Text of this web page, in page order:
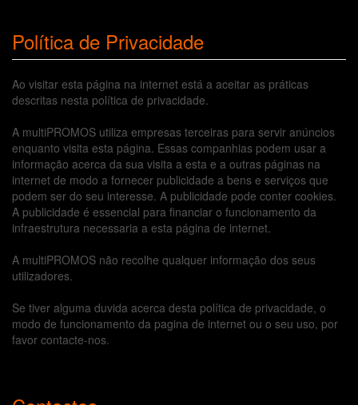
Política de Privacidade
Ao visitar esta página na internet está a aceitar as práticas
descritas nesta política de privacidade.
A multiPROMOS utiliza empresas terceiras para servir anúncios
enquanto visita esta página. Essas companhias podem usar a
informação acerca da sua visita a esta e a outras páginas na
internet de modo a fornecer publicidade a bens e serviços que
podem ser do seu interesse. A publicidade pode conter cookies.
A publicidade é essencial para financiar o funcionamento da
infraestrutura necessaria a esta página de internet.
A multiPROMOS não recolhe qualquer informação dos seus
utilizadores.
Se tiver alguma duvida acerca desta política de privacidade, o
modo de funcionamento da pagina de internet ou o seu uso, por
favor contacte-nos.